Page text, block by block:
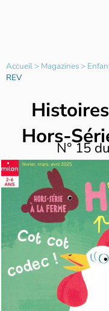
Accueil> Magazines>
REV
Hors-
N°15